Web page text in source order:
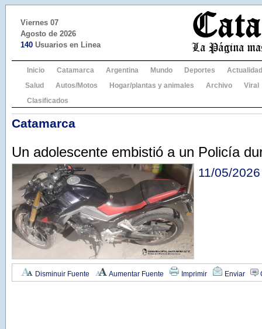
Viernes 07
Agosto de 2026
140 Usuarios en Linea
Inicio Catamarca Argentina Mundo Deportes
Actualidad
Salud
Autos/Motos Hogar/plantas y animales Archivo
Viral
Clasificados
Catamarca
Un adolescente embistió a un Policía
11/05/2026
Disminuir Fuente Aumentar Fuente Imprimir Enviar